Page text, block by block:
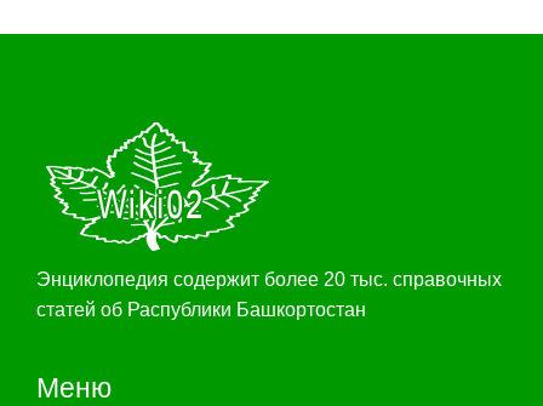
Энциклопедия содержит более 20 тыс. справочных
статей об Распублики Башкортостан
Меню